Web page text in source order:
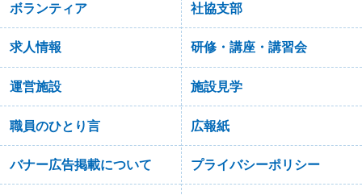
ボランティア 社協支部
求人情報 研修・講座・講習会
運営施設 施設見学
職員のひとり言 広報紙
バナー広告掲載について プライバシーポリシー